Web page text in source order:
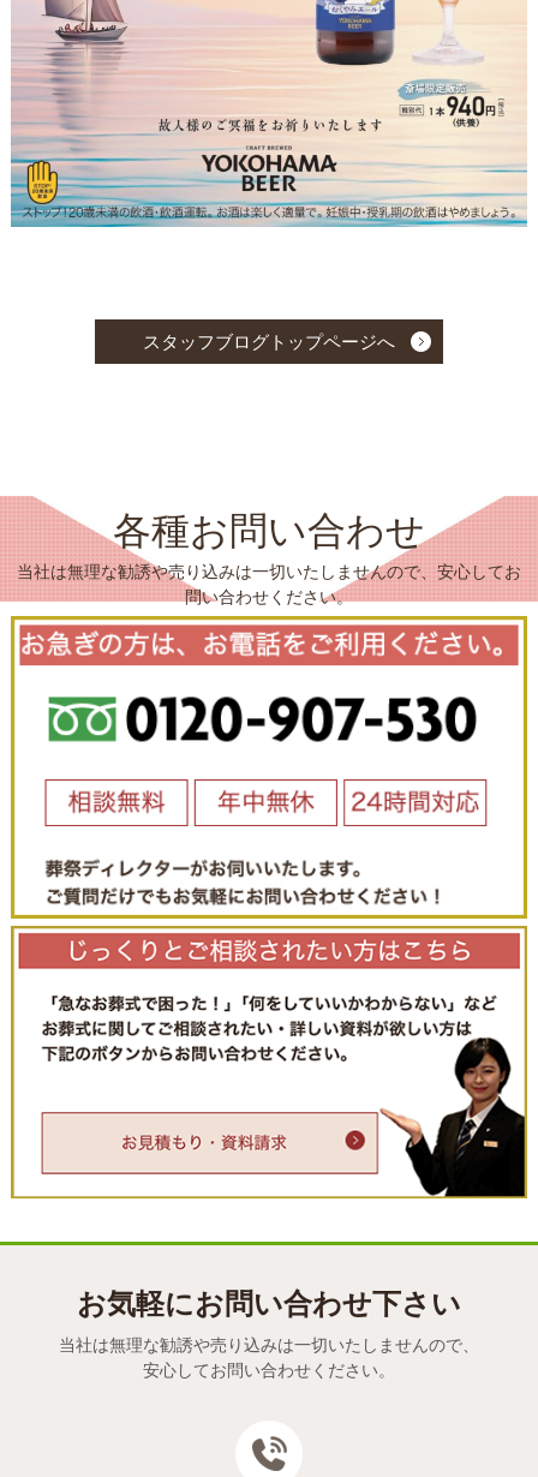
スタッフブログトップページへ
各種お問い合わせ
当社は無理な勧誘や売り込みは一切いたしませんので、安心してお
問い合わせください。
お気軽にお問い合わせ下さい
当社は無理な勧誘や売り込みは一切いたしませんので、
安心してお問い合わせください。